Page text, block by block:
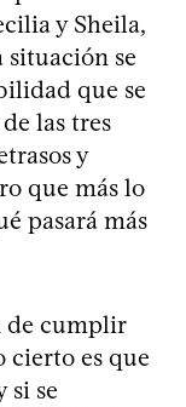
y Sheila,
situación se
que se
las tres
y
que más lo
pasará más
de cumplir
cierto es que
si se